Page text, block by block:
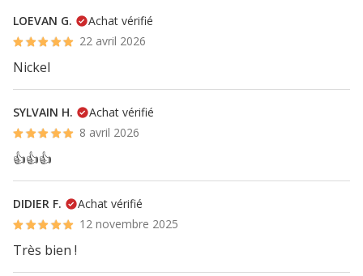
LOEVAN G.
Achat vérifié
22 avril 2026
Nickel
SYLVAIN H.
Achat vérifié
8 avril 2026
👍👍👍
DIDIER F.
Achat vérifié
12 novembre 2025
Très bien !